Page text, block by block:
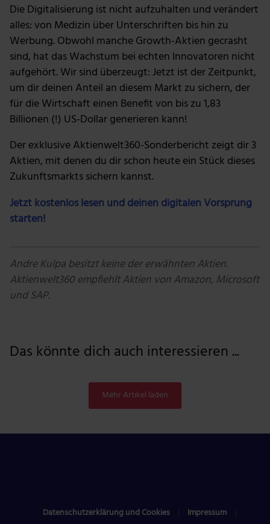
Die Digitalisierung ist nicht aufzuhalten und verändert
alles: von Medizin über Unterschriften bis hin zu
Werbung. Obwohl manche Growth-Aktien gecrasht
sind, hat das Wachstum bei echten Innovatoren nicht
aufgehört. Wir sind überzeugt: Jetzt ist der Zeitpunkt,
um dir deinen Anteil an diesem Markt zu sichern, der
für die Wirtschaft einen Benefit von bis zu 1,83
Billionen (!) US-Dollar generieren kann!
Der exklusive Aktienwelt360-Sonderbericht zeigt dir 3
Aktien, mit denen du dir schon heute ein Stück dieses
Zukunftsmarkts sichern kannst.
Jetzt kostenlos lesen und deinen digitalen Vorsprung
starten!
Andre Kulpa besitzt keine der erwähnten Aktien.
Aktienwelt360 empfiehlt Aktien von Amazon, Microsoft
und SAP.
Das könnte dich auch interessieren ...
Mehr Artikel laden
Datenschutzerklärung und Cookies Impressum